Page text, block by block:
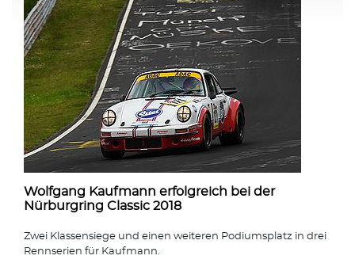
Wolfgang Kaufmann erfolgreich bei der
Nürburgring Classic 2018
Zwei Klassensiege und einen weiteren Podiumsplatz in drei
Rennserien für Kaufmann.